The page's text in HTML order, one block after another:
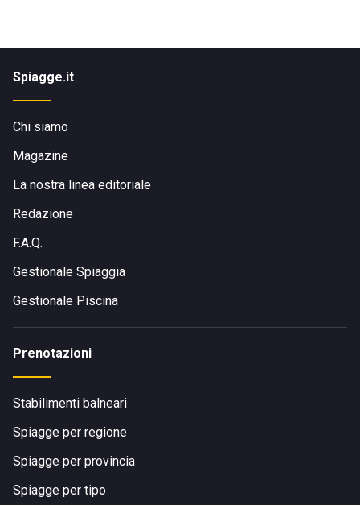
Spiagge.it
Chi siamo
Magazine
La nostra linea editoriale
Redazione
F.A.Q.
Gestionale Spiaggia
Gestionale Piscina
Prenotazioni
Stabilimenti balneari
Spiagge per regione
Spiagge per provincia
Spiagge per tipo